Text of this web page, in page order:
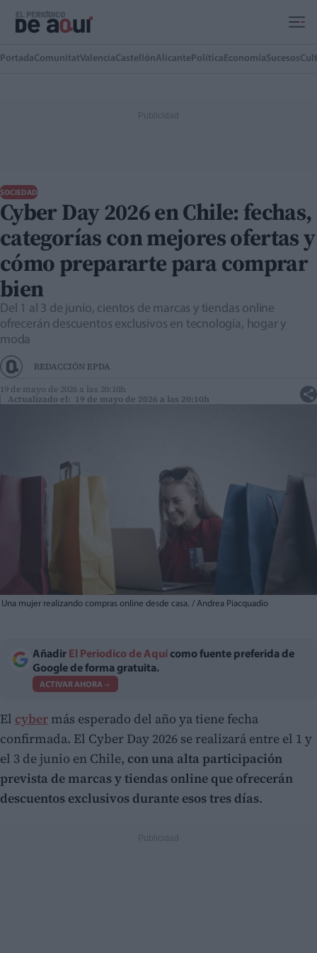
PortadaComunitatValenciaCastellónAlicante Política EconomíaSucesos
SOCIEDAD
Cyber Day 2026 en Chile: fechas,
categorías con mejores ofertas y
cómo prepararte para comprar
bien
Del 1 al 3 de junio, cientos de marcas y tiendas online
ofrecerán descuentos exclusivos en tecnología, hogar y
moda
REDACCIÓN EPDA
19 de mayo de 2026 a las 20:10h
Actualizado el: 19 de mayo de 2026 a las 20:10h
Una mujer realizando compras online desde casa. / Andrea Piacquadio
Añadir El Periodico de Aquí como fuente preferida de
Google de forma gratuita.
ACTIVAR AHORA
El cyber más esperado del año ya tiene fecha
confirmada. El Cyber Day 2026 se realizará entre el 1 y
el 3 de junio en Chile, con una alta participación
prevista de marcas y tiendas online que ofrecerán
descuentos exclusivos durante esos tres días.